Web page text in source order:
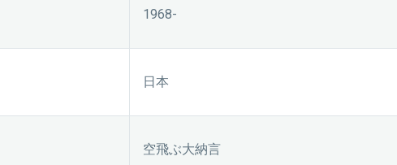
1968-
日本
空飛ぶ大納言